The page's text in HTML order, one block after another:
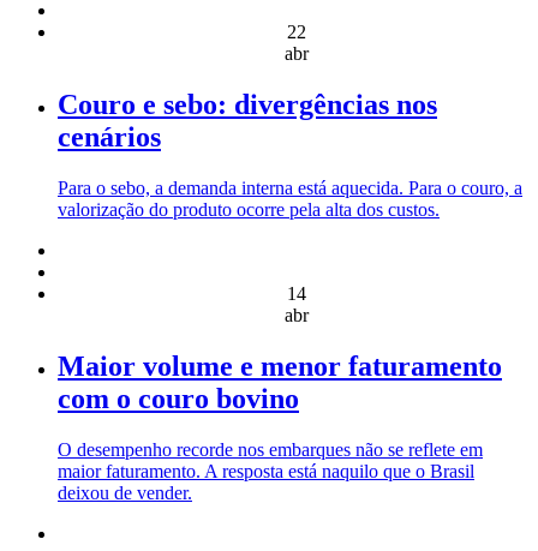
22
abr
Couro e sebo: divergências nos
cenários
Para o sebo, a demanda interna está aquecida. Para o couro, a
valorização do produto ocorre pela alta dos custos.
14
abr
Maior volume e menor faturamento
com o couro bovino
O desempenho recorde nos embarques não se reflete em
maior faturamento. A resposta está naquilo que o Brasil
deixou de vender.